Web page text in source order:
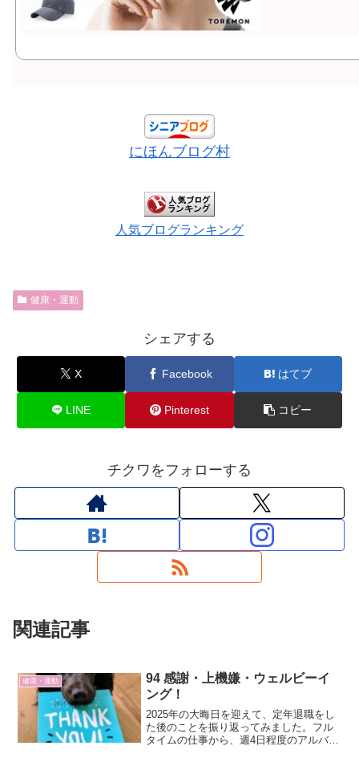
にほんブログ村
人気ブログランキング
健康・運動
シェアする
X Facebook はてブ
LINE Pinterest コピー
チクワをフォローする
関連記事
健康・運動
94 感謝・上機嫌・ウェルビーイ
ング！
2025年の大晦日を迎えて、定年退職をし
た後のことを振り返ってみました。フル
タイムの仕事から、週4日程度のアルバイ